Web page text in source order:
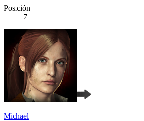
Posición
7
Michael